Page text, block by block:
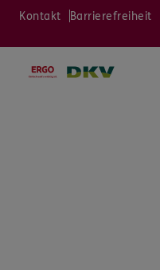
Kontakt Barrierefreiheit